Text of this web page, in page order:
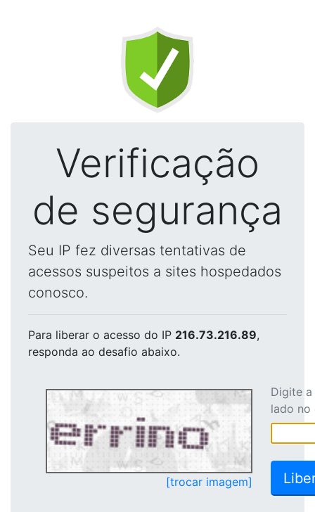
Verificação
de segurança
Seu IP fez diversas tentativas de
acessos suspeitos a sites hospedados
conosco.
Para liberar o acesso do IP 216.73.216.89,
responda ao desafio abaixo.
[trocar imagem]
Digite
lado no